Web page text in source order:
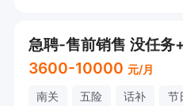
急聘-售前销售 没任务
3600-10000 元/月
南关 五险 话补 节